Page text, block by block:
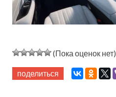
(Пока оценок нет)
поделиться